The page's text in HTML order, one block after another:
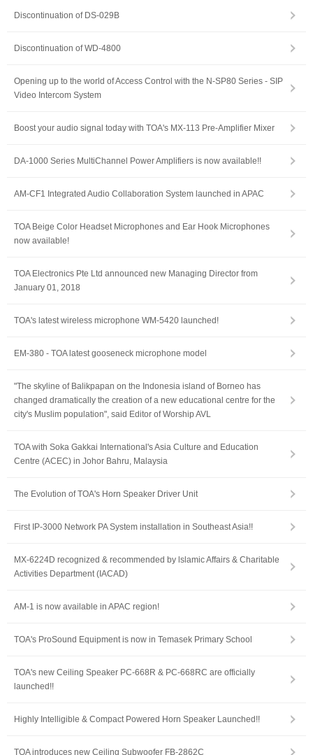
Discontinuation of DS-029B
Discontinuation of WD-4800
Opening up to the world of Access Control with the N-SP80 Series - SIP
Video Intercom System
Boost your audio signal today with TOA's MX-113 Pre-Amplifier Mixer
DA-1000 Series MultiChannel Power Amplifiers is now available!!
AM-CF1 Integrated Audio Collaboration System launched in APAC
TOA Beige Color Headset Microphones and Ear Hook Microphones
now available!
TOA Electronics Pte Ltd announced new Managing Director from
January 01, 2018
TOA's latest wireless microphone WM-5420 launched!
EM-380 - TOA latest gooseneck microphone model
"The skyline of Balikpapan on the Indonesia island of Borneo has
changed dramatically the creation of a new educational centre for the
city's Muslim population", said Editor of Worship AVL
TOA with Soka Gakkai International's Asia Culture and Education
Centre (ACEC) in Johor Bahru, Malaysia
The Evolution of TOA's Horn Speaker Driver Unit
First IP-3000 Network PA System installation in Southeast Asia!!
MX-6224D recognized & recommended by lslamic Affairs & Charitable
Activities Department (IACAD)
AM-1 is now available in APAC region!
TOA's ProSound Equipment is now in Temasek Primary School
TOA's new Ceiling Speaker PC-668R & PC-668RC are officially
launched!!
Highly Intelligible & Compact Powered Horn Speaker Launched!!
TOA introduces new Ceiling Subwoofer FB-2862C